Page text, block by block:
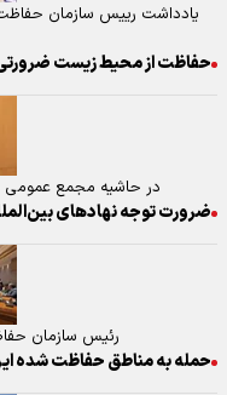
یادداشت رییس سازمان
حفاظت از محیط زیست
در حاشیه مجمع
ضرورت توجه نهاد‌های
رئیس سازمان
حمله به مناطق حفاظت‌ شده